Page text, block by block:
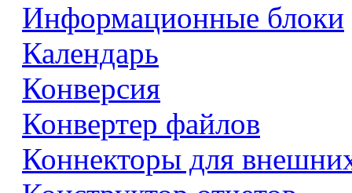
Информационные блоки
Календарь
Конверсия
Конвертер файлов
Коннекторы для